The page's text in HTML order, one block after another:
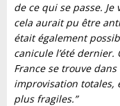
de ce qui se passe.
cela aurait pu être
était également
canicule l’été
France se trouve
improvisation totales,
plus fragiles.”